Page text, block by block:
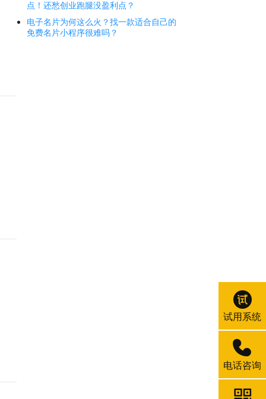
点！还愁创业跑腿没盈利点？
电子名片为何这么火？找一款适合自己的
免费名片小程序很难吗？
试用系统
电话咨询